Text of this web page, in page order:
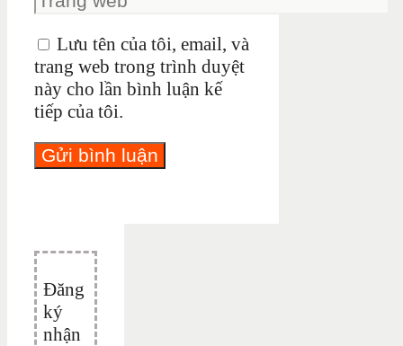
Lưu tên của tôi, email, và
trang web trong trình duyệt
này cho lần bình luận kế
tiếp của tôi.
Đăng
ký
nhận